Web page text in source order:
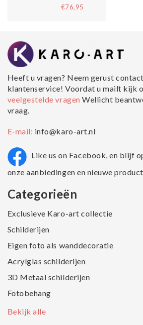
€76,95
Heeft u vragen? Neem gerust
klantenservice! Voordat u mailt kijk
veelgestelde vragenWellicht
vraag.
E-mail: info@karo-art.nl
Like us on Facebook, en blijf
onze aanbiedingen en nieuwe
Categorieën
Exclusieve Karo-art collectie
Schilderijen
Eigen foto als wanddecoratie
Acrylglas schilderijen
3D Metaal schilderijen
Fotobehang
Bekijk alle